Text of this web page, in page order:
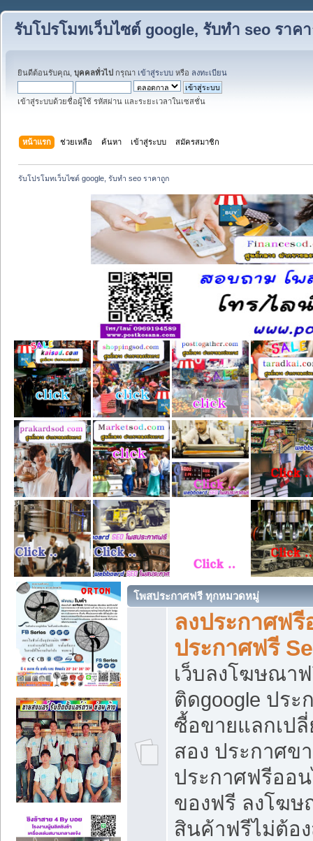
รับโปรโมทเว็บไซต์ google, รับทำ seo ราค
ยินดีต้อนรับคุณ, บุคคลทั่วไป กรุณา เข้าสู่ระบบ หรือ ลงทะเบียน
เข้าสู่ระบบด้วยชื่อผู้ใช้ รหัสผ่าน และระยะเวลาในเซสชั่น
หน้าแรก ช่วยเหลือ ค้นหา เข้าสู่ระบบ สมัครสมาชิก
รับโปรโมทเว็บไซต์ google, รับทำ seo ราคาถูก
โพสประกาศฟรี ทุกหมวดหมู่
ลงประกาศฟ
ประกาศฟรี
เว็บลงโฆษณา
ติดgoogle ปร
ซื้อขายแลกเป
สอง ประกาศข
ประกาศฟรีออ
ของฟรี ลงโฆ
สินค้าฟรีไม่ต้อ